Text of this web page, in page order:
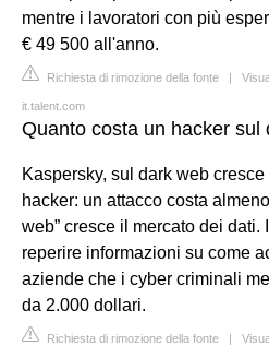
mentre i lavoratori con più
€ 49 500 all'anno.
Richiesta di rimozione della fonte |
it.talent.com
Quanto costa un hacker sul
Kaspersky, sul dark web
hacker: un attacco costa
web” cresce il mercato dei dati.
reperire informazioni su come
aziende che i cyber criminali
da 2.000 dollari.
Richiesta di rimozione della fonte |